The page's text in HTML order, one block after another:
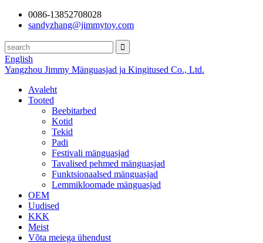
0086-13852708028
sandyzhang@jimmytoy.com
English
Yangzhou Jimmy Mänguasjad ja Kingitused Co., Ltd.
Avaleht
Tooted
Beebitarbed
Kotid
Tekid
Padi
Festivali mänguasjad
Tavalised pehmed mänguasjad
Funktsionaalsed mänguasjad
Lemmikloomade mänguasjad
OEM
Uudised
KKK
Meist
Võta meiega ühendust